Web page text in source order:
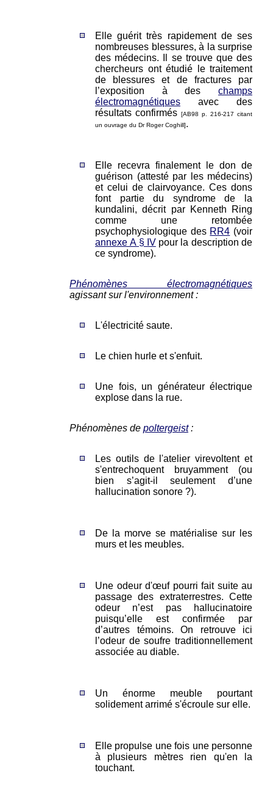
Elle guérit très rapidement de ses
nombreuses blessures, à la surprise
des médecins. Il se trouve que des
chercheurs ont étudié le traitement
de blessures et de fractures par
l’exposition à des champs
électromagnétiques avec des
résultats confirmés [AB98 p. 216-217 citant
un ouvrage du Dr Roger Coghill].
Elle recevra finalement le don de
guérison (attesté par les médecins)
et celui de clairvoyance. Ces dons
font partie du syndrome de la
kundalini, décrit par Kenneth Ring
comme une retombée
psychophysiologique des RR4 (voir
annexe A § IVpour la description de
ce syndrome).
Phénomènes électromagnétiques
agissant sur l'environnement :
L'électricité saute.
Le chien hurle et s'enfuit.
Une fois, un générateur électrique
explose dans la rue.
Phénomènes de poltergeist:
Les outils de l'atelier virevoltent et
s'entrechoquent bruyamment (ou
bien s’agit-il seulement d’une
hallucination sonore ?).
De la morve se matérialise sur les
murs et les meubles.
Une odeur d'œuf pourri fait suite au
passage des extraterrestres. Cette
odeur n’est pas hallucinatoire
puisqu’elle est confirmée par
d’autres témoins. On retrouve ici
l’odeur de soufre traditionnellement
associée au diable.
Un énorme meuble pourtant
solidement arrimé s'écroule sur elle.
Elle propulse une fois une personne
à plusieurs mètres rien qu'en la
touchant.